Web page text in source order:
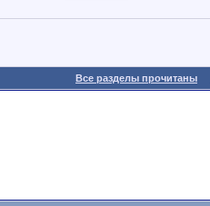
Все разделы прочитаны